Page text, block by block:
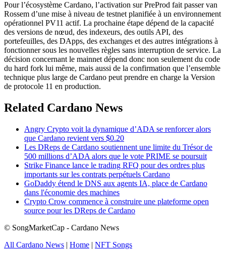
Pour l’écosystème Cardano, l’activation sur PreProd fait passer van
Rossem d’une mise à niveau de testnet planifiée à un environnement
opérationnel PV11 actif. La prochaine étape dépend de la capacité
des versions de nœud, des indexeurs, des outils API, des
portefeuilles, des DApps, des exchanges et des autres intégrations à
fonctionner sous les nouvelles règles sans interruption de service. La
décision concernant le mainnet dépend donc non seulement du code
du hard fork lui même, mais aussi de la confirmation que l’ensemble
technique plus large de Cardano peut prendre en charge la Version
de protocole 11 en production.
Related Cardano News
Angry Crypto voit la dynamique d’ADA se renforcer alors
que Cardano revient vers $0.20
Les DReps de Cardano soutiennent une limite du Trésor de
500 millions d’ADA alors que le vote PRIME se poursuit
Strike Finance lance le trading RFQ pour des ordres plus
importants sur les contrats perpétuels Cardano
GoDaddy étend le DNS aux agents IA, place de Cardano
dans l'économie des machines
Crypto Crow commence à construire une plateforme open
source pour les DReps de Cardano
© SongMarketCap - Cardano News
All Cardano News | Home | NFT Songs